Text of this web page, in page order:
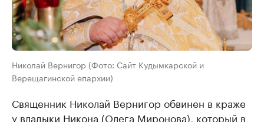
Николай Вернигор (Фото: Сайт Кудымкарской и
Верещагинской епархии)
Священник Николай Вернигор обвинен в краже
у владыки Никона (Олега Миронова), который в